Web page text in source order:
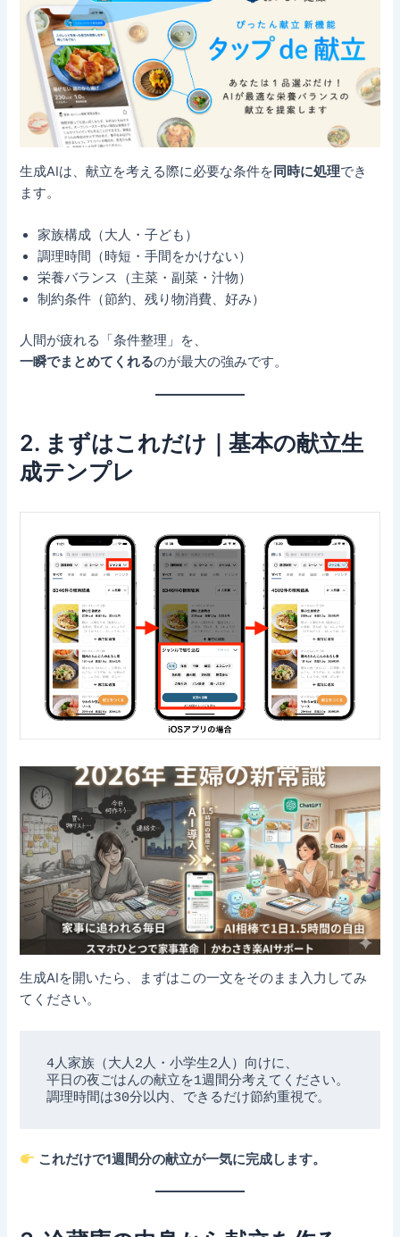
生成AIは、献立を考える際に必要な条件を 同時に処理でき
ます。
家族構成（大人・子ども）
調理時間（時短・手間をかけない）
栄養バランス（主菜・副菜・汁物）
制約条件（節約、残り物消費、好み）
人間が疲れる「条件整理」を、
一瞬でまとめてくれるのが最大の強みです。
2. まずはこれだけ｜基本の献立生
成テンプレ
生成AIを開いたら、まずはこの一文をそのまま入力してみ
てください。
4人家族（大人2人・小学生2人）向けに、
平日の夜ごはんの献立を1週間分考えてください。
これだけで1週間分の献立が一気に完成します。